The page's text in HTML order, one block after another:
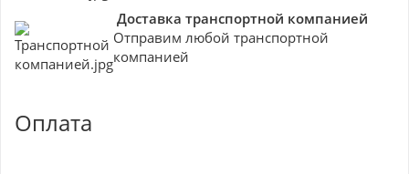
Доставка транспортной компанией
Отправим любой транспортной
компанией
Оплата